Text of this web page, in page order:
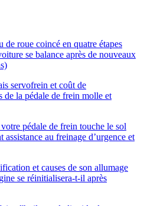
de roue coincé en quatre étapes
se balance après de nouveaux
servofrein et coût de
de la pédale de frein molle et
pédale de frein touche le sol
au freinage d’urgence et
et causes de son allumage
se réinitialisera-t-il après